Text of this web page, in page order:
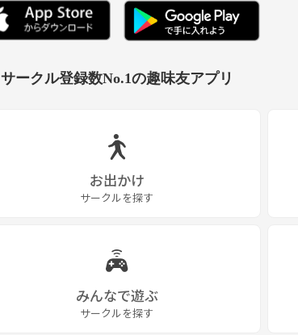
サークル登録数No.1の趣味友アプリ
お出かけ
サークルを探す
みんなで遊ぶ
サークルを探す